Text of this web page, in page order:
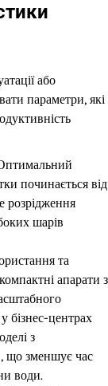
або
параметри, які
починається від
розрідження
шарів
та
апарати з
бізнес-центрах
з
що зменшує час
води.